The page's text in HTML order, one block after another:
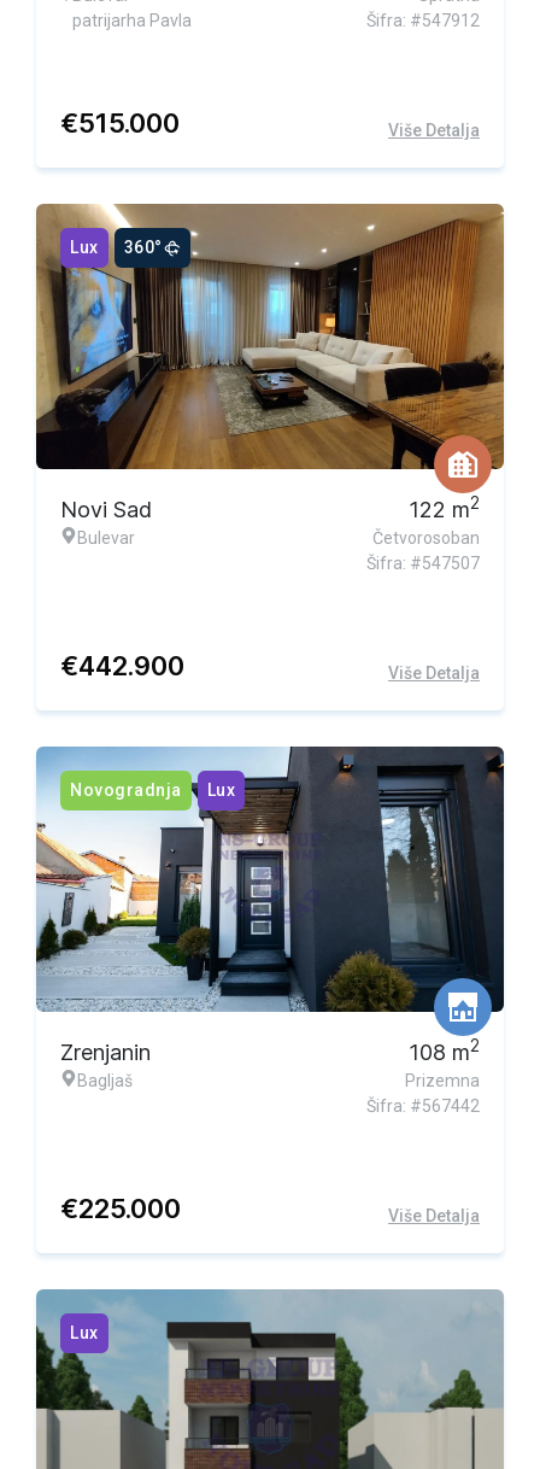
patrijarha Pavla
Šifra: #547912
€515.000 Više Detalja
Lux 360°
Novi Sad
Bulevar
122 m2
Četvorosoban
Šifra: #547507
€442.900 Više Detalja
Novogradnja Lux
Zrenjanin
Bagljaš
108 m2
Prizemna
Šifra: #567442
€225.000 Više Detalja
Lux